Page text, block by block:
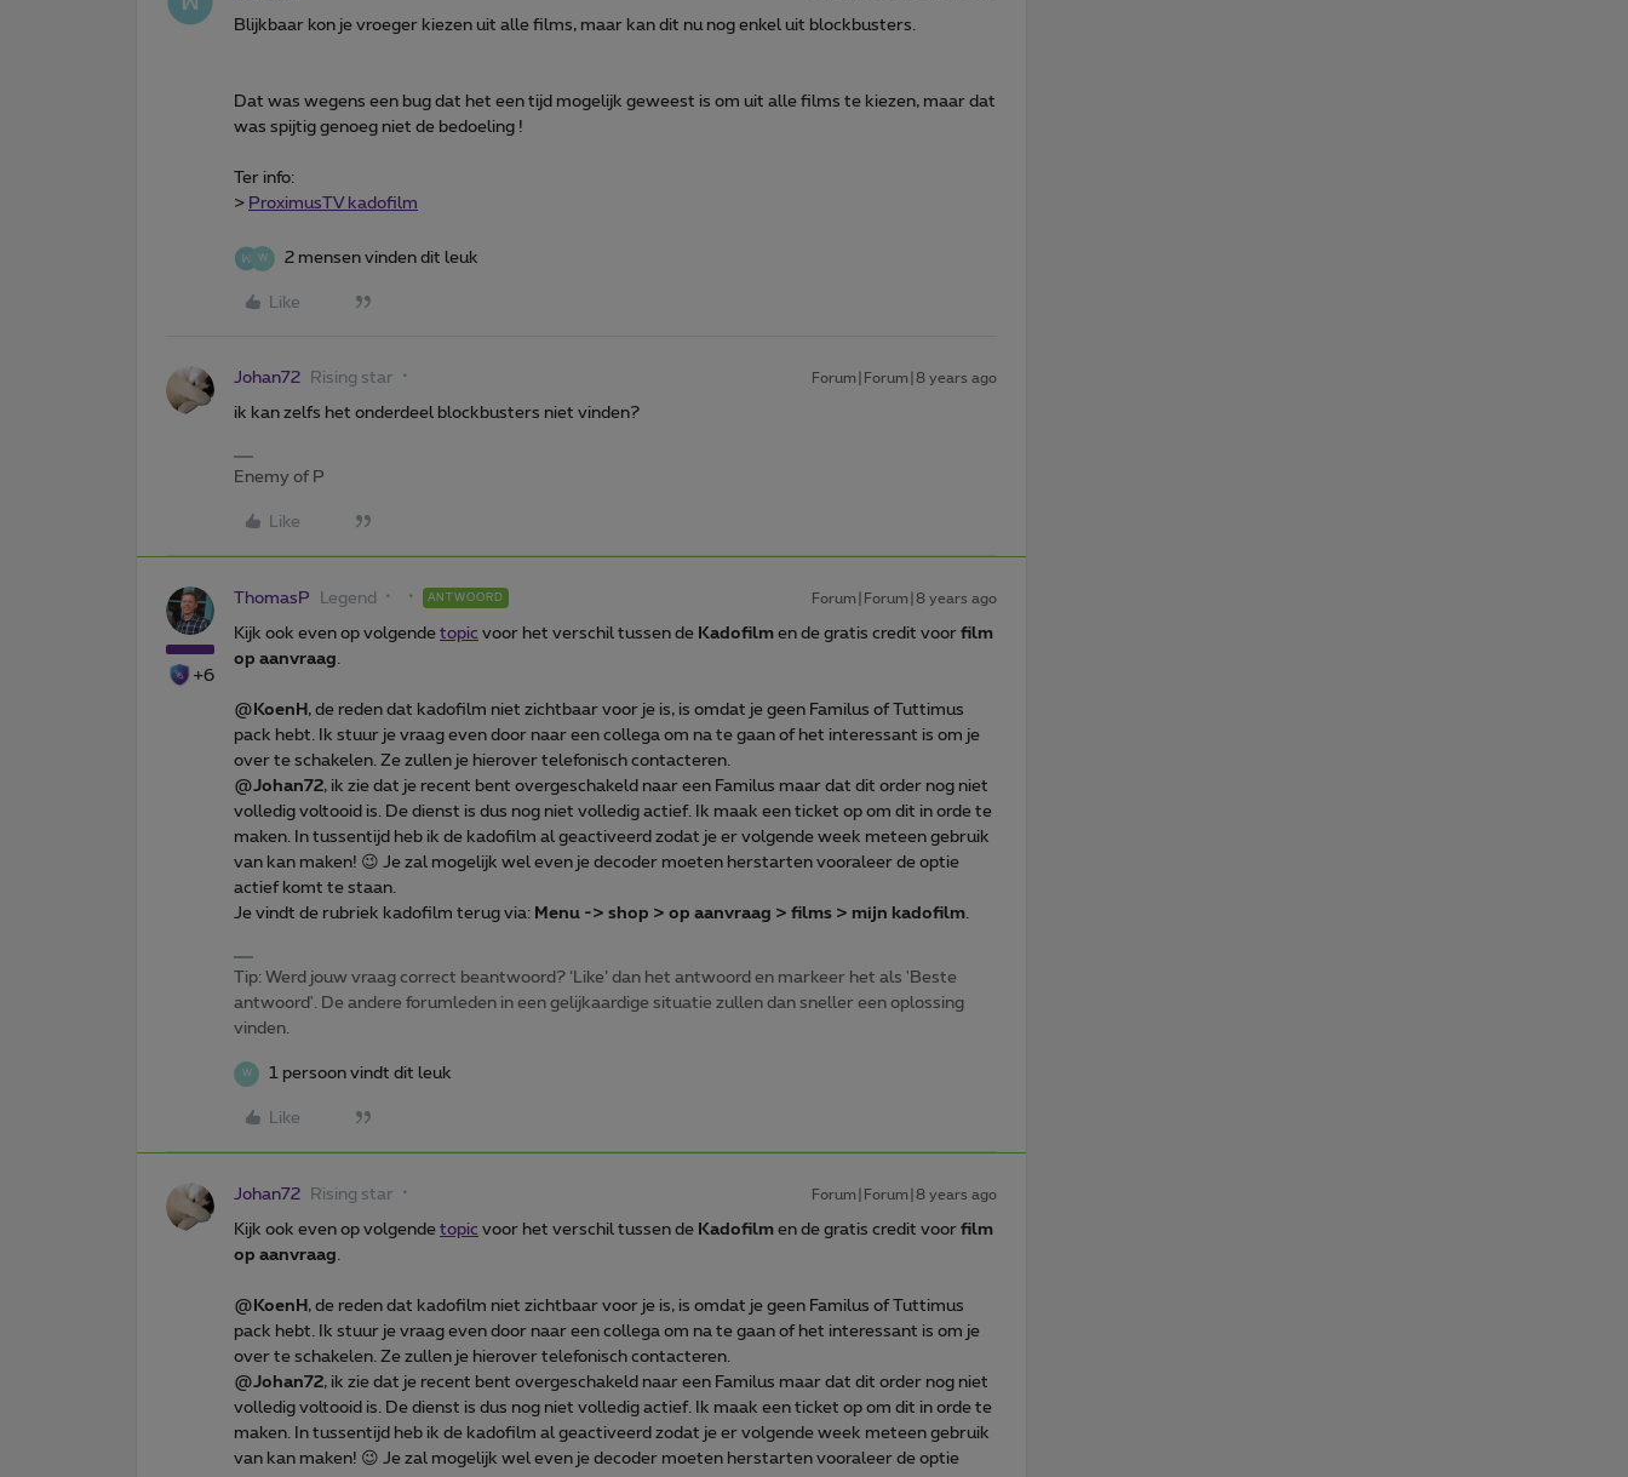
Blijkbaar kon je vroeger kiezen uit alle films, maar kan dit nu nog enkel uit blockbusters.
Dat was wegens een bug dat het een tijd mogelijk geweest is om uit alle films te kiezen, maar dat
was spijtig genoeg niet de bedoeling !
Ter info:
> ProximusTV kadofilm
W 2 mensen vinden dit leuk
Like
Johan72 Rising star Forum|Forum|8 years ago
ik kan zelfs het onderdeel blockbusters niet vinden?
Enemy of P
Like
+6
ThomasP Legend ANTWOORD Forum|Forum|8 years ago
Kijk ook even op volgende topic voor het verschil tussen de Kadofilm en de gratis credit voor film
op aanvraag
@ KoenH , de reden dat kadofilm niet zichtbaar voor je is, is omdat je geen Familus of Tuttimus
pack hebt. Ik stuur je vraag even door naar een collega om na te gaan of het interessant is om je
over te schakelen. Ze zullen je hierover telefonisch contacteren.
@Johan72, ik zie dat je recent bent overgeschakeld naar een Familus maar dat dit order nog niet
volledig voltooid is. De dienst is dus nog niet volledig actief. Ik maak een ticket op om dit in orde te
maken. In tussentijd heb ik de kadofilm al geactiveerd zodat je er volgende week meteen gebruik
van kan maken! 😉 Je zal mogelijk wel even je decoder moeten herstarten vooraleer de optie
actief komt te staan.
Je vindt de rubriek kadofilm terug via: Menu -> shop > op aanvraag > films > mijn kadofilm
Tip: Werd jouw vraag correct beantwoord? ‘Like’ dan het antwoord en markeer het als 'Beste
antwoord'. De andere forumleden in een gelijkaardige situatie zullen dan sneller een oplossing
vinden.
W 1 persoon vindt dit leuk
Like
Johan72 Rising star Forum|Forum|8 years ago
Kijk ook even op volgende topic voor het verschil tussen de Kadofilm en de gratis credit voor film
op aanvraag
@ KoenH , de reden dat kadofilm niet zichtbaar voor je is, is omdat je geen Familus of Tuttimus
pack hebt. Ik stuur je vraag even door naar een collega om na te gaan of het interessant is om je
over te schakelen. Ze zullen je hierover telefonisch contacteren.
@Johan72, ik zie dat je recent bent overgeschakeld naar een Familus maar dat dit order nog niet
volledig voltooid is. De dienst is dus nog niet volledig actief. Ik maak een ticket op om dit in orde te
maken. In tussentijd heb ik de kadofilm al geactiveerd zodat je er volgende week meteen gebruik
van kan maken! 😉 Je zal mogelijk wel even je decoder moeten herstarten vooraleer de optie